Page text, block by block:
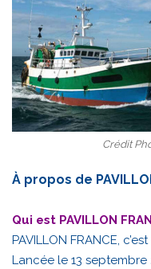
Crédit
À propos de
Qui est PAVILLON
PAVILLON FRANCE,
Lancée le 13 septembre